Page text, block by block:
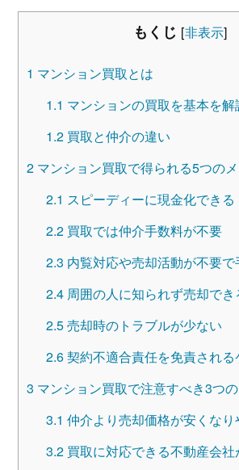
もくじ [非表示]
1 マンション買取とは
1.1 マンションの買取を基本を解
1.2買取と仲介の違い
2マンション買取で得られる5つのメ
2.1 スピーディーに現金化できる
2.2買取では仲介手数料が不要
2.3 内覧対応や売却活動が不要で
2.4周囲の人に知られず売却でき
2.5売却時のトラブルが少ない
2.6契約不適合責任を免責される
3 マンション買取で注意すべき3つ
3.1 仲介より売却価格が安くなり
3.2買取に対応できる不動産会社